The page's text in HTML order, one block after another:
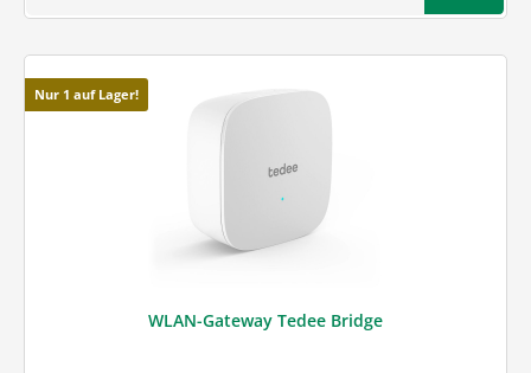
Nur 1 auf Lager!
WLAN-Gateway Tedee Bridge